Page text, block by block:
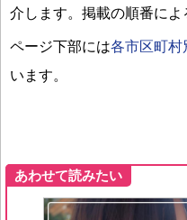
介します。掲載の順番によ
ページ下部には各市区町村
います。
あわせて読みたい